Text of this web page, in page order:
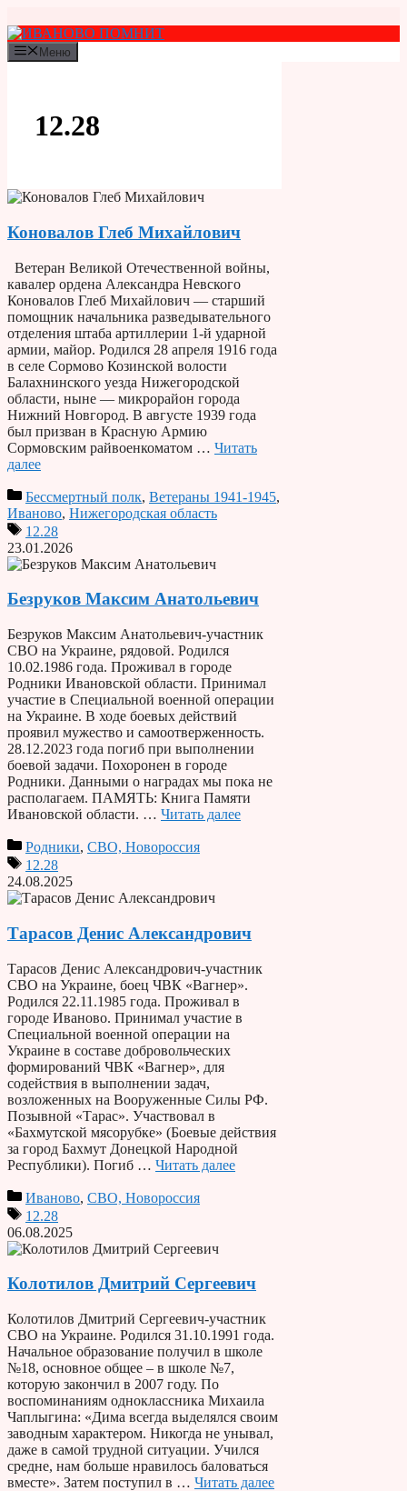
к
содержимому
Меню
12.28
Коновалов Глеб Михайлович
Ветеран Великой Отечественной войны,
кавалер ордена Александра Невского
Коновалов Глеб Михайлович — старший
помощник начальника разведывательного
отделения штаба артиллерии 1-й ударной
армии, майор. Родился 28 апреля 1916 года
в селе Сормово Козинской волости
Балахнинского уезда Нижегородской
области, ныне — микрорайон города
Нижний Новгород. В августе 1939 года
был призван в Красную Армию
Сормовским райвоенкоматом … Читать
далее
Бессмертный полк, Ветераны 1941-1945,
Иваново, Нижегородская область
12.28
23.01.2026
Безруков Максим Анатольевич
Безруков Максим Анатольевич-участник
СВО на Украине, рядовой. Родился
10.02.1986 года. Проживал в городе
Родники Ивановской области. Принимал
участие в Специальной военной операции
на Украине. В ходе боевых действий
проявил мужество и самоотверженность.
28.12.2023 года погиб при выполнении
боевой задачи. Похоронен в городе
Родники. Данными о наградах мы пока не
располагаем. ПАМЯТЬ: Книга Памяти
Ивановской области. … Читать далее
Родники, СВО, Новороссия
12.28
24.08.2025
Тарасов Денис Александрович
Тарасов Денис Александрович-участник
СВО на Украине, боец ЧВК «Вагнер».
Родился 22.11.1985 года. Проживал в
городе Иваново. Принимал участие в
Специальной военной операции на
Украине в составе добровольческих
формирований ЧВК «Вагнер», для
содействия в выполнении задач,
возложенных на Вооруженные Силы РФ.
Позывной «Тарас». Участвовал в
«Бахмутской мясорубке» (Боевые действия
за город Бахмут Донецкой Народной
Республики). Погиб … Читать далее
Иваново, СВО, Новороссия
12.28
06.08.2025
Колотилов Дмитрий Сергеевич
Колотилов Дмитрий Сергеевич-участник
СВО на Украине. Родился 31.10.1991 года.
Начальное образование получил в школе
№18, основное общее – в школе №7,
которую закончил в 2007 году. По
воспоминаниям одноклассника Михаила
Чаплыгина: «Дима всегда выделялся своим
заводным характером. Никогда не унывал,
даже в самой трудной ситуации. Учился
средне, нам больше нравилось баловаться
вместе». Затем поступил в … Читать далее